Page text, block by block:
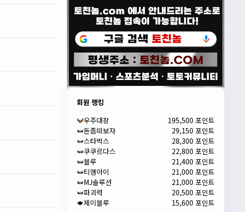
회원 랭킹
우주대장
195,500 포인트
돈좀따보자
29,150 포인트
스타벅스
28,300 포인트
쿠쿠르다스
22,800 포인트
블루
21,400 포인트
티엠아이
21,000 포인트
MJ솔루션
21,000 포인트
파괴력
20,500 포인트
제이블루
15,600 포인트